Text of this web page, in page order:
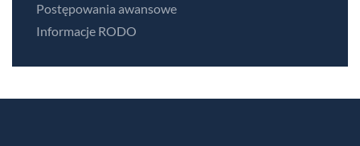
Postępowania awansowe
Informacje RODO